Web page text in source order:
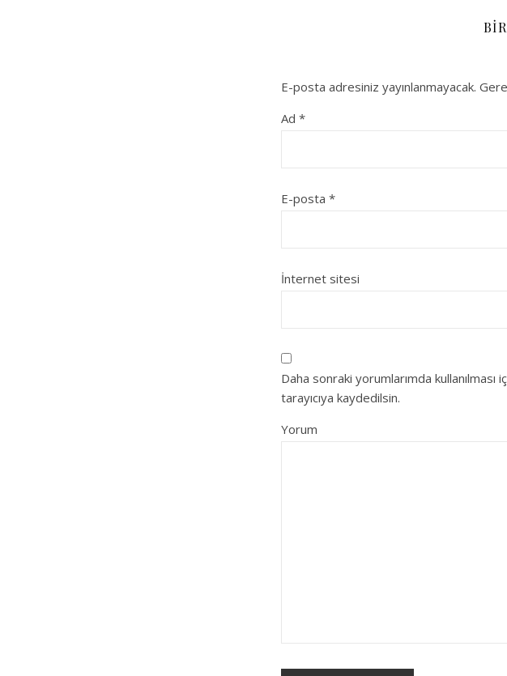
E-posta adresiniz yayınlanmayacak.
Ad *
E-posta *
İnternet sitesi
Daha sonraki yorumlarımda
tarayıcıya kaydedilsin.
Yorum